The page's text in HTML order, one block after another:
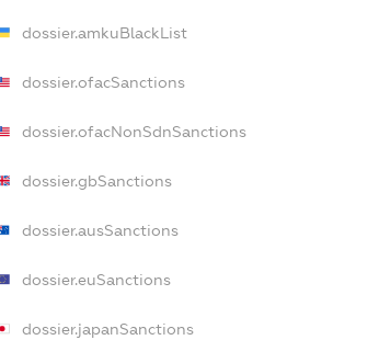
dossier.amkuBlackList
dossier.ofacSanctions
dossier.ofacNonSdnSanctions
dossier.gbSanctions
dossier.ausSanctions
dossier.euSanctions
dossier.japanSanctions